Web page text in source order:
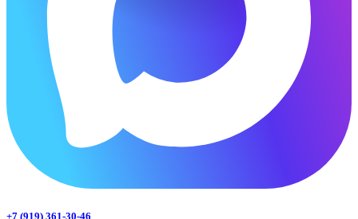
+7 (919) 361-30-46